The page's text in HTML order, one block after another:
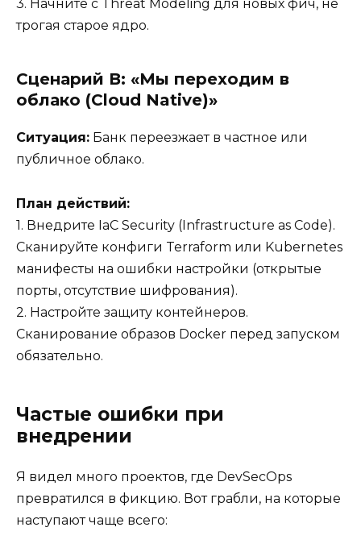
3. Начните с Threat Modeling для новых фич, не
трогая старое ядро.
Сценарий В: «Мы переходим в
облако (Cloud Native)»
Ситуация: Банк переезжает в частное или
публичное облако.
План действий:
1. Внедрите IaC Security (Infrastructure as Code).
Сканируйте конфиги Terraform или Kubernetes
манифесты на ошибки настройки (открытые
порты, отсутствие шифрования).
2. Настройте защиту контейнеров.
Сканирование образов Docker перед запуском
обязательно.
Частые ошибки при
внедрении
Я видел много проектов, где DevSecOps
превратился в фикцию. Вот грабли, на которые
наступают чаще всего: